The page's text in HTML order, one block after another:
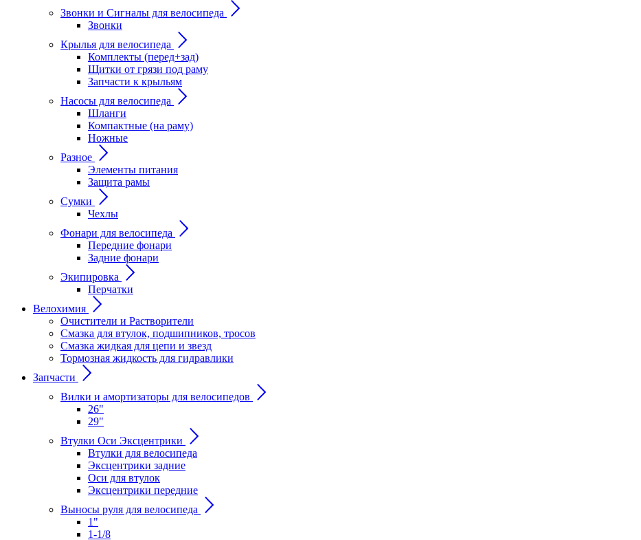
Звонки и Сигналы для велосипеда
Звонки
Крылья для велосипеда
Комплекты (перед+зад)
Щитки от грязи под раму
Запчасти к крыльям
Насосы для велосипеда
Шланги
Компактные (на раму)
Ножные
Разное
Элементы питания
Защита рамы
Сумки
Чехлы
Фонари для велосипеда
Передние фонари
Задние фонари
Экипировка
Перчатки
Велохимия
Очистители и Растворители
Смазка для втулок, подшипников, тросов
Смазка жидкая для цепи и звезд
Тормозная жидкость для гидравлики
Запчасти
Вилки и амортизаторы для велосипедов
26"
29"
Втулки Оси Эксцентрики
Втулки для велосипеда
Эксцентрики задние
Оси для втулок
Эксцентрики передние
Выносы руля для велосипеда
1"
1-1/8